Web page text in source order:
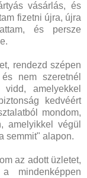
vásárlás, és
fizetni újra, újra
és persze
rendezd szépen
nem szeretnél
amelyekkel
kedvéért
mondom,
amelyikkel végül
semmit" alapon.
az adott üzletet,
mindenképpen